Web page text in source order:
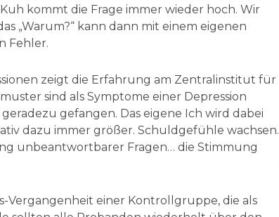
kommt die Frage immer wieder hoch. Wir
„Warum?“ kann dann mit einem eigenen
Fehler.
zeigt die Erfahrung am Zentralinstitut für
sind als Symptome einer Depression
gefangen. Das eigene Ich wird dabei
dazu immer größer. Schuldgefühle wachsen.
unbeantwortbarer Fragen… die Stimmung
Vergangenheit einer Kontrollgruppe, die als